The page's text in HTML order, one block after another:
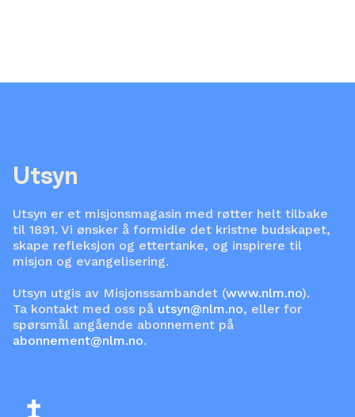
Utsyn
Utsyn er et misjonsmagasin med røtter helt tilbake
til 1891. Vi ønsker å formidle det kristne budskapet,
skape refleksjon og ettertanke, og inspirere til
misjon og evangelisering.
Utsyn utgis av Misjonssambandet (www.nlm.no).
Ta kontakt med oss på utsyn@nlm.no, eller for
spørsmål angående abonnement på
abonnement@nlm.no.